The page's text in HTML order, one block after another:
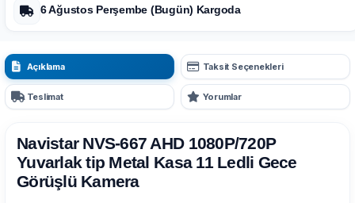
6 Ağustos Perşembe (Bugün) Kargoda
Açıklama Taksit Seçenekleri
Teslimat Yorumlar
Navistar NVS-667 AHD 1080P/720P
Yuvarlak tip Metal Kasa 11 Ledli Gece
Görüşlü Kamera